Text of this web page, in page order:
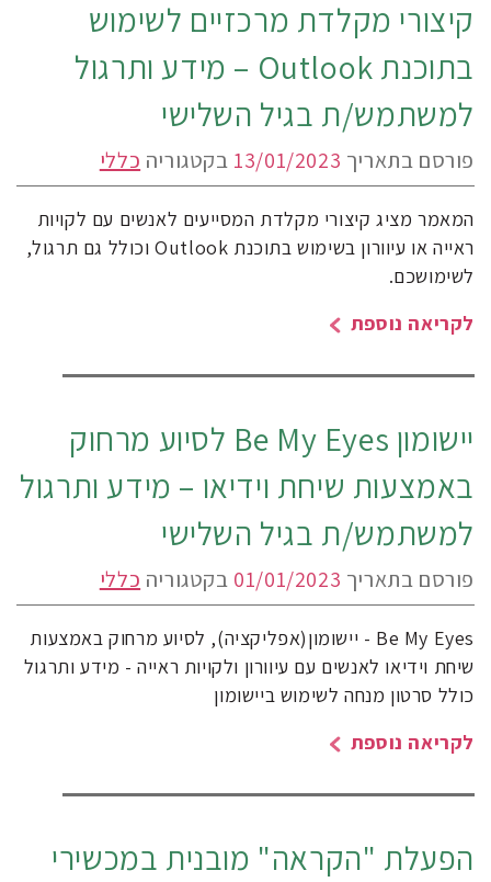
קיצורי מקלדת מרכזיים לשימוש
בתוכנת Outlook – מידע ותרגול
למשתמש/ת בגיל השלישי
פורסם בתאריך 13/01/2023 בקטגוריה כללי
המאמר מציג קיצורי מקלדת המסייעים לאנשים עם לקויות
ראייה או עיוורון בשימוש בתוכנת Outlook וכולל גם תרגול,
לשימושכם.
לקריאה נוספת
יישומון Be My Eyes לסיוע מרחוק
באמצעות שיחת וידיאו – מידע ותרגול
למשתמש/ת בגיל השלישי
פורסם בתאריך 01/01/2023 בקטגוריה כללי
Be My Eyes - יישומון(אפליקציה), לסיוע מרחוק באמצעות
שיחת וידיאו לאנשים עם עיוורון ולקויות ראייה - מידע ותרגול
כולל סרטון מנחה לשימוש ביישומון
לקריאה נוספת
הפעלת "הקראה" מובנית במכשירי